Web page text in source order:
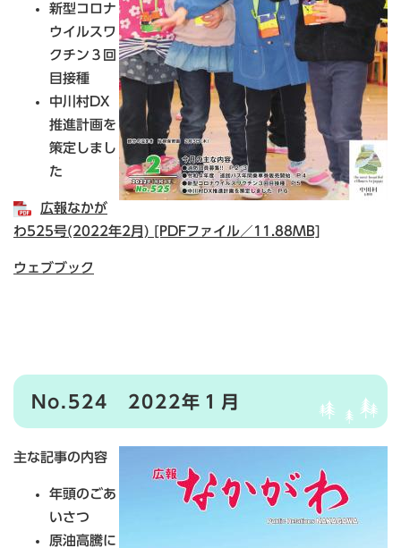
新型コロナ
ウイルスワ
クチン３回
目接種
中川村DX
推進計画を
策定しまし
た
広報なかが
わ525号(2022年2月) [PDFファイル／11.88MB]
ウェブブック
No.524 2022年１月
主な記事の内容
年頭のごあ
いさつ
原油高騰に